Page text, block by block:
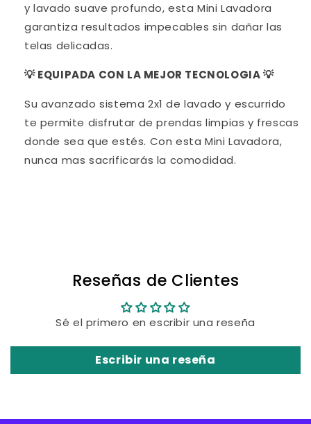
y lavado suave profundo, esta Mini Lavadora
garantiza resultados impecables sin dañar las
telas delicadas.
💡 EQUIPADA CON LA MEJOR TECNOLOGIA 💡
Su avanzado sistema 2x1 de lavado y escurrido
te permite disfrutar de prendas limpias y frescas
donde sea que estés. Con esta Mini Lavadora,
nunca mas sacrificarás la comodidad.
Reseñas de Clientes
Sé el primero en escribir una reseña
Escribir una reseña